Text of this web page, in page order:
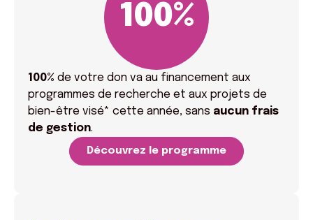
100%
100% de votre don va au financement aux
programmes de recherche et aux projets de
bien-être visé* cette année, sans aucun frais
de gestion.
Découvrez le programme